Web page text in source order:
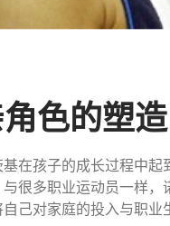
色的塑造
在孩子的成长过程中
很多职业运动员一样
己对家庭的投入与职